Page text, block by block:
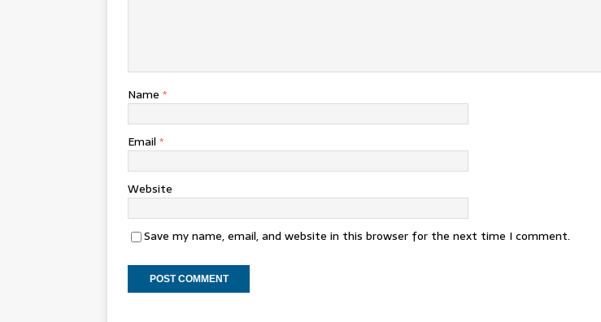
Name *
Email *
Website
Save my name, email, and website in this browser for the next time I comment.